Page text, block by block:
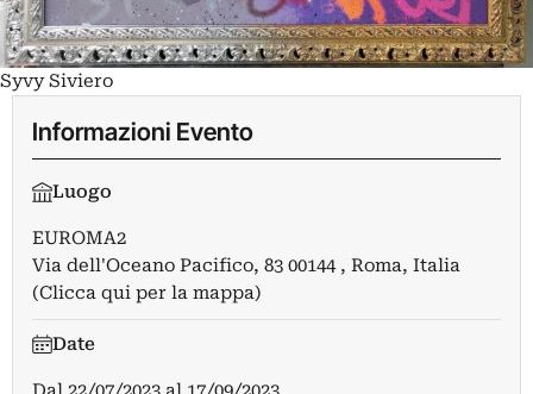
Syvy Siviero
Informazioni Evento
Luogo
EUROMA2
Via dell'Oceano Pacifico, 83 00144 , Roma, Italia
(Clicca qui per la mappa)
Date